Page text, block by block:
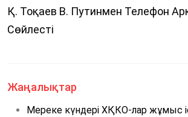
Қ. Тоқаев В. Путинмен Телефон
Сөйлесті
Жаңалықтар
Мереке күндері ХҚКО-лар жұмыс